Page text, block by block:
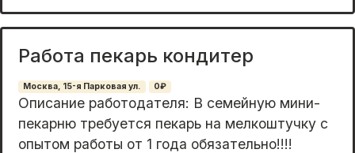
Работа пекарь кондитер
Москва, 15-я Парковая ул. 0₽
Описание работодателя: В семейную мини-
пекарню требуется пекарь на мелкоштучку с
опытом работы от 1 года обязательно!!!!